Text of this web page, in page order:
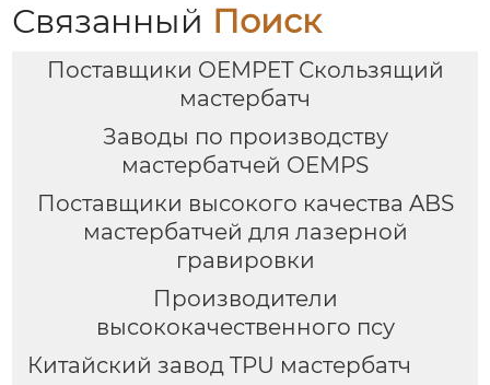
Связанный Поиск
Поставщики OEMPET Скользящий
мастербатч
Заводы по производству
мастербатчей OEMPS
Поставщики высокого качества ABS
мастербатчей для лазерной
гравировки
Производители
высококачественного псу
Китайский завод TPU мастербатч